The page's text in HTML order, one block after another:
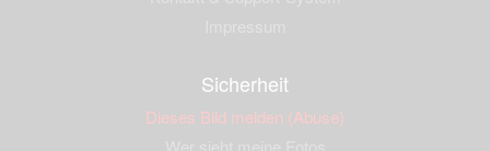
Sicherheit
Dieses Bild melden (Abuse)